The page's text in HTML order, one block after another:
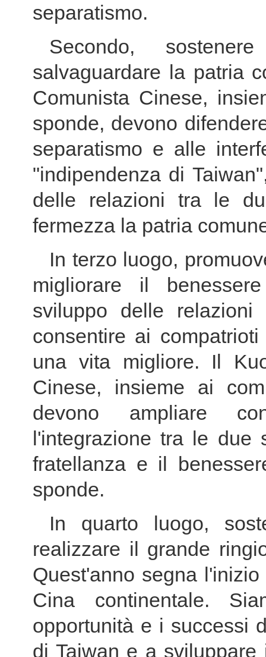
separatismo.
Secondo,
salvaguardare la patria
Comunista Cinese,
sponde, devono
separatismo e alle
"indipendenza di
delle relazioni tra le
fermezza la patria
In terzo luogo,
migliorare il
sviluppo delle
consentire ai
una vita migliore. Il
Cinese, insieme ai
devono ampliare
l'integrazione tra le due
fratellanza e il
sponde.
In quarto luogo,
realizzare il grande
Quest'anno segna
Cina continentale.
opportunità e i successi
di Taiwan e a